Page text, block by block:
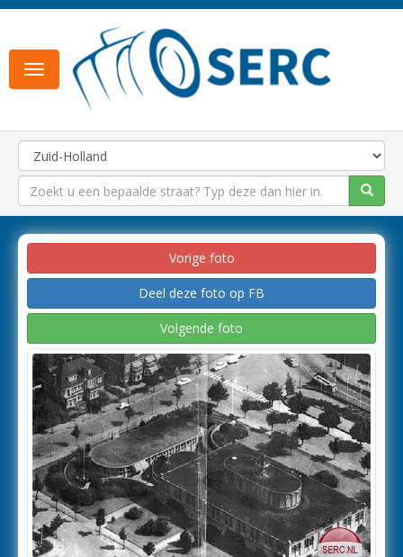
Toggle
navigation
Vorige foto
Deel deze foto op FB
Volgende foto